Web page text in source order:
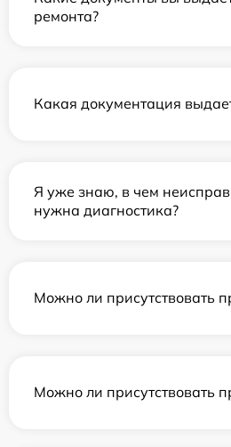
ремонта?
Какая документация
Я уже знаю, в чем
нужна диагностика?
Можно ли присутствовать
Можно ли присутствовать